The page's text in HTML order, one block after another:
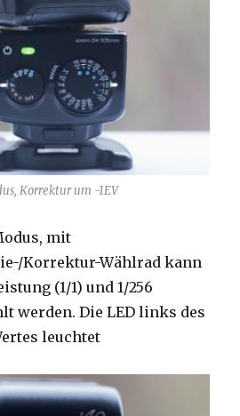
Korrektur um -1EV
mit
Korrektur-Wählrad kann
(1/1) und 1/256
werden. Die LED links des
leuchtet